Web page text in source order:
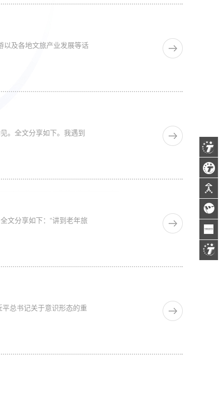
以及各地文旅产业发展等话
。全文分享如下。我遇到
文分享如下：“讲到老年旅